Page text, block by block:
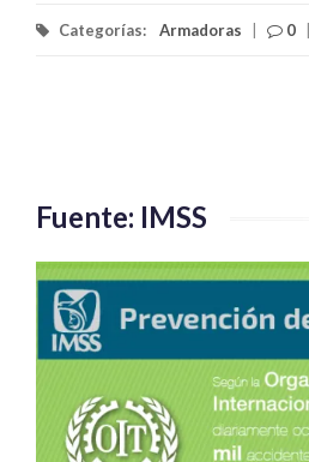
Categorías: Armadoras 0
Fuente: IMSS